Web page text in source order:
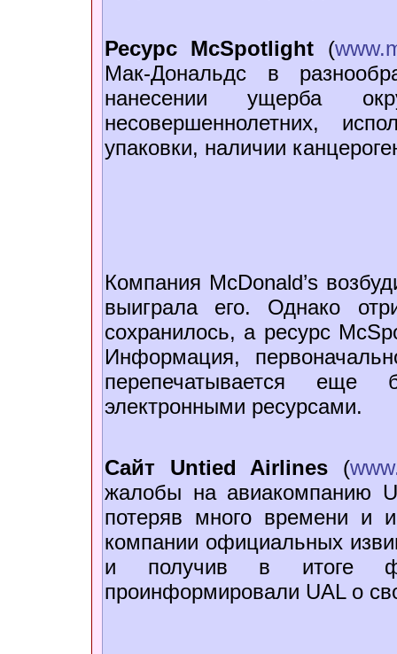
Ресурс McSpotlight (
Мак-Дональдс в
нанесении ущерба
несовершеннолетних,
упаковки, наличии
Компания McDonald’s
выиграла его. Однако
сохранилось, а ресурс
Информация,
перепечатывается
электронными ресурсами.
Сайт Untied Airlines (
жалобы на авиакомпанию
потеряв много времени и
компании официальных
и получив в итоге
проинформировали UAL о